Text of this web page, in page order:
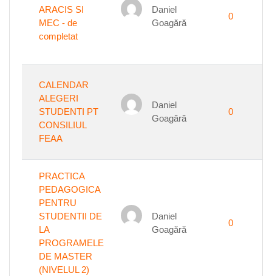
ARACIS SI
MEC - de
completat
Daniel
Goagără
0
CALENDAR
ALEGERI
STUDENTI PT
CONSILIUL
FEAA
Daniel
Goagără
0
PRACTICA
PEDAGOGICA
PENTRU
STUDENTII DE
LA
PROGRAMELE
DE MASTER
(NIVELUL 2)
Daniel
Goagără
0